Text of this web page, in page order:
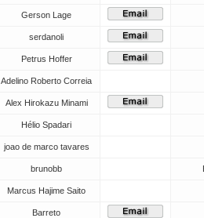
Gerson Lage
serdanoli
Petrus Hoffer
Adelino Roberto Correia
Alex Hirokazu Minami
Hélio Spadari
joao de marco tavares
brunobb
Marcus Hajime Saito
Barreto